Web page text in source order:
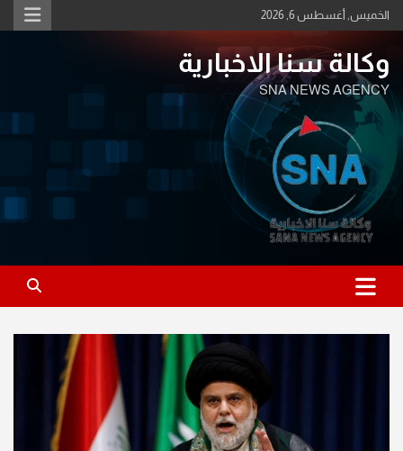
Skip
to
الخميس, أغسطس 6, 2026
وكالة سنا الاخبارية
SNA NEWS AGENCY